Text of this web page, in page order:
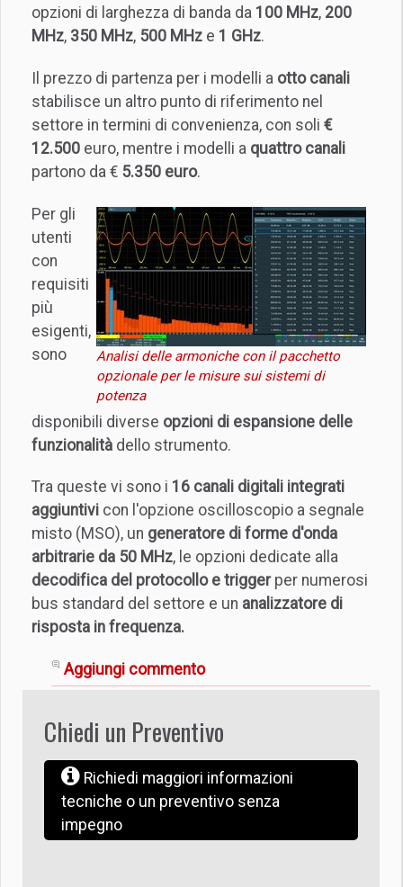
opzioni di larghezza di banda da 100 MHz, 200
MHz, 350 MHz, 500 MHz e 1 GHz.
Il prezzo di partenza per i modelli a otto canali
stabilisce un altro punto di riferimento nel
settore in termini di convenienza, con soli €
12.500 euro, mentre i modelli a quattro canali
partono da € 5.350 euro.
Analisi delle armoniche con il pacchetto
opzionale per le misure sui sistemi di
potenza
Per gli
utenti
con
requisiti
più
esigenti,
sono
disponibili diverse opzioni di espansione delle
funzionalità dello strumento.
Tra queste vi sono i 16 canali digitali integrati
aggiuntivi con l'opzione oscilloscopio a segnale
misto (MSO), un generatore di forme d'onda
arbitrarie da 50 MHz, le opzioni dedicate alla
decodifica del protocollo e triggerper numerosi
bus standard del settore e un analizzatore di
risposta in frequenza.
Aggiungi commento
Chiedi un Preventivo
Richiedi maggiori informazioni
tecniche o un preventivo senza
impegno